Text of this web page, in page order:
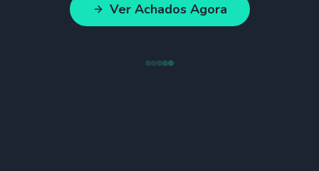
Ver Achados Agora